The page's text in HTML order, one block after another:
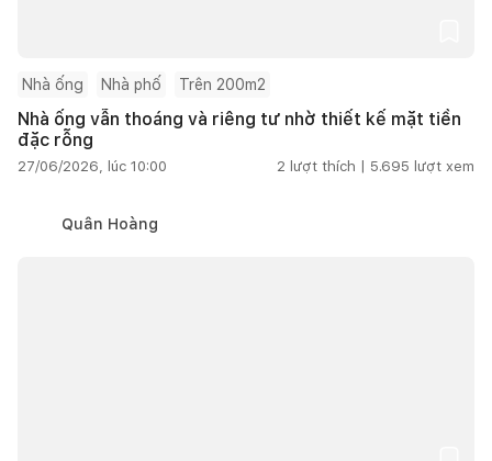
Nhà ống Nhà phố Trên 200m2
Nhà ống vẫn thoáng và riêng tư nhờ thiết kế mặt tiền
đặc rỗng
27/06/2026, lúc 10:00 2 lượt thích | 5.695 lượt xem
Quân Hoàng